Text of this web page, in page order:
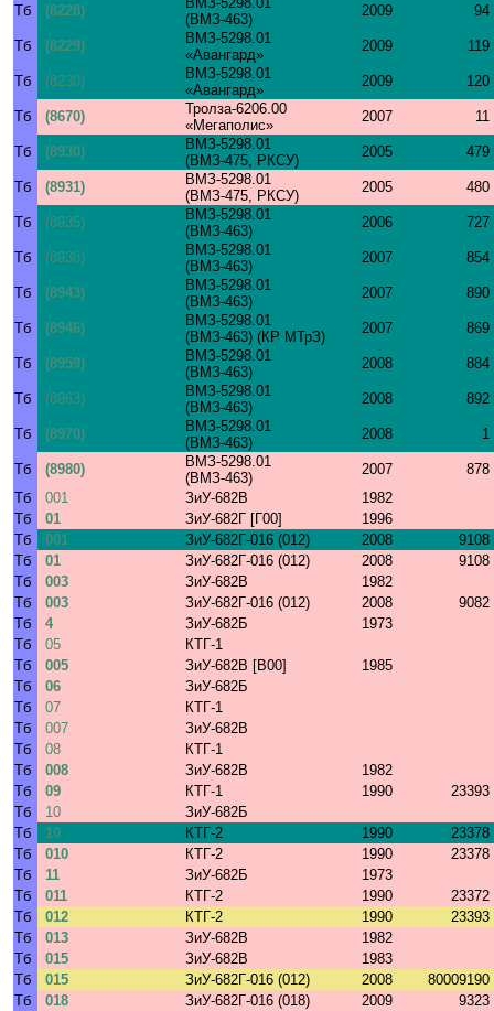
Тб (8228)
(ВМЗ-463)
2009 94
Тб (8229)
ВМЗ-5298.01
«Авангард»
2009 119
Тб (8230)
ВМЗ-5298.01
«Авангард»
2009 120
Тб (8670)
Тролза-6206.00
«Мегаполис»
2007 11
Тб (8930)
ВМЗ-5298.01
(ВМЗ-475, РКСУ)
2005 479
Тб (8931)
ВМЗ-5298.01
(ВМЗ-475, РКСУ)
2005 480
Тб (8935)
ВМЗ-5298.01
(ВМЗ-463)
2006 727
Тб (8938)
ВМЗ-5298.01
(ВМЗ-463)
2007 854
Тб (8943)
ВМЗ-5298.01
(ВМЗ-463)
2007 890
Тб (8946)
ВМЗ-5298.01
(ВМЗ-463) (КР МТрЗ)
2007 869
Тб (8959)
ВМЗ-5298.01
(ВМЗ-463)
2008 884
Тб (8963)
ВМЗ-5298.01
(ВМЗ-463)
2008 892
Тб (8970)
ВМЗ-5298.01
(ВМЗ-463)
2008 1
Тб (8980)
ВМЗ-5298.01
(ВМЗ-463)
2007
878
Тб
001 ЗиУ-682В
1982
Тб
01 ЗиУ-682Г [Г00]
1996
Тб
001 ЗиУ-682Г-016 (012) 2008
9108
Тб
01 ЗиУ-682Г-016 (012) 2008
9108
Тб
003 ЗиУ-682В
1982
Тб
003 ЗиУ-682Г-016 (012) 2008
9082
Тб
4 ЗиУ-682Б
1973
Тб
05
КТГ-1
Тб
005 ЗиУ-682В [В00]
1985
Тб
06
ЗиУ-682Б
Тб
07
КТГ-1
Тб
007
ЗиУ-682В
Тб
08
КТГ-1
Тб
008 ЗиУ-682В
1982
Тб
09 КТГ-1 1990
23393
Тб
10
ЗиУ-682Б
Тб
10 КТГ-2 1990
23378
Тб
010 КТГ-2 1990
23378
Тб
11 ЗиУ-682Б
1973
Тб
011 КТГ-2 1990
23372
Тб
012 КТГ-2 1990
23393
Тб
013 ЗиУ-682В
1982
Тб
015 ЗиУ-682В
1983
Тб
015 ЗиУ-682Г-016 (012) 2008
80009190
Тб
018 ЗиУ-682Г-016 (018) 2009
9323